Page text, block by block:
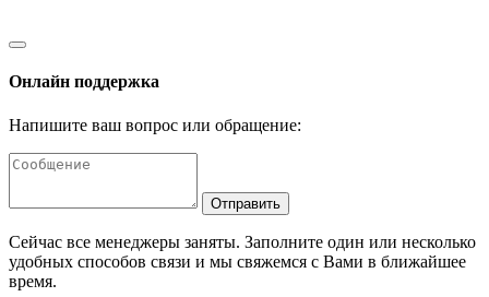
Онлайн поддержка
Напишите ваш вопрос или обращение:
Отправить
Сейчас все менеджеры заняты. Заполните один или несколько
удобных способов связи и мы свяжемся с Вами в ближайшее
время.